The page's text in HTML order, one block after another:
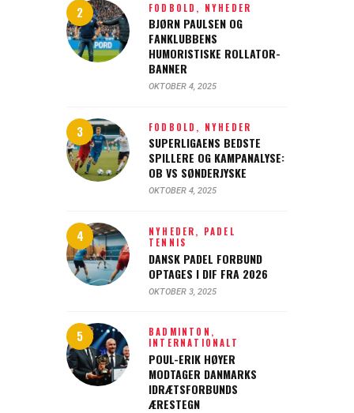
FODBOLD, NYHEDER
BJØRN PAULSEN OG
FANKLUBBENS
HUMORISTISKE ROLLATOR-
BANNER
OKTOBER 4, 2025
FODBOLD, NYHEDER
SUPERLIGAENS BEDSTE
SPILLERE OG KAMPANALYSE:
OB VS SØNDERJYSKE
OKTOBER 4, 2025
NYHEDER, PADEL
TENNIS
DANSK PADEL FORBUND
OPTAGES I DIF FRA 2026
OKTOBER 3, 2025
BADMINTON,
INTERNATIONALT
POUL-ERIK HØYER
MODTAGER DANMARKS
IDRÆTSFORBUNDS
ÆRESTEGN